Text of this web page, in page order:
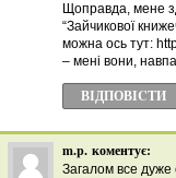
Щоправда, мене
“Зайчикової
можна ось тут:
– мені вони,
ВІДПОВІCТИ
m.p. коментує:
Загалом все дуже